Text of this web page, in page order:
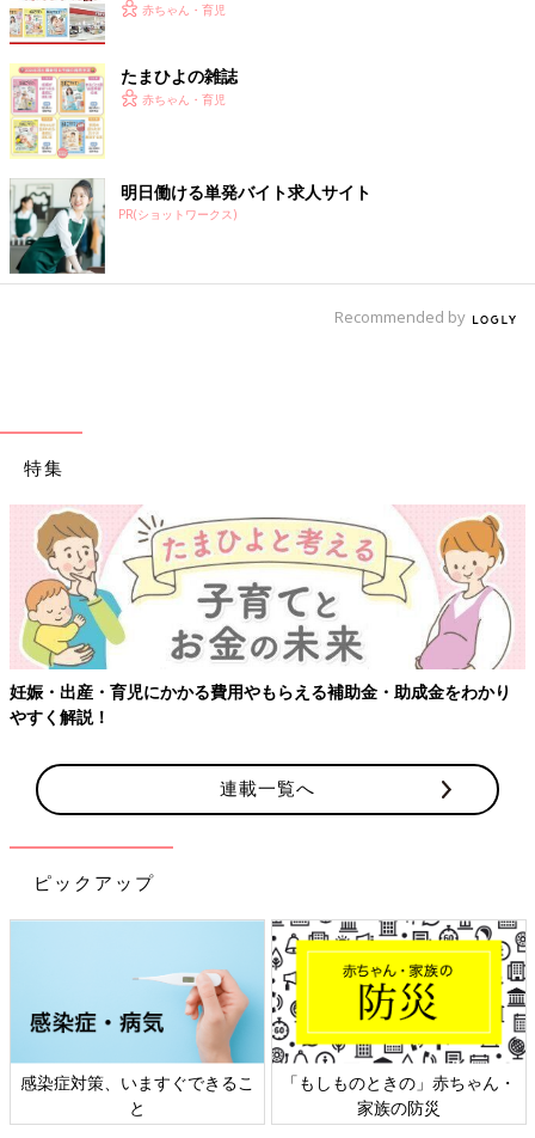
赤ちゃん・育児
たまひよの雑誌
赤ちゃん・育児
明日働ける単発バイト求人サイト
PR(ショットワークス)
Recommended by
特集
【ワクチン接種できるものも】妊婦の感染症対策、知っておいて！
連載一覧へ
ピックアップ
日本外来小児科学会リーフレッ
ト検討会
六星占術 細木かおりさんの人生
相談